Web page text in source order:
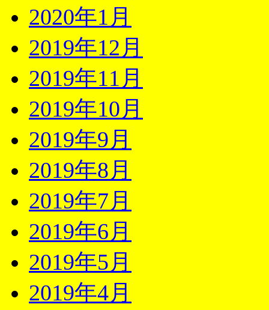
2020年1月
2019年12月
2019年11月
2019年10月
2019年9月
2019年8月
2019年7月
2019年6月
2019年5月
2019年4月